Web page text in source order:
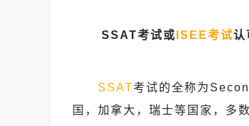
SSAT考试或 ISEE考试认
SSAT考试的全称为
国，加拿大，瑞士等国家，多